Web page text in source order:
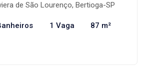
de São Lourenço, Bertioga-SP
1 Vaga 87 m²